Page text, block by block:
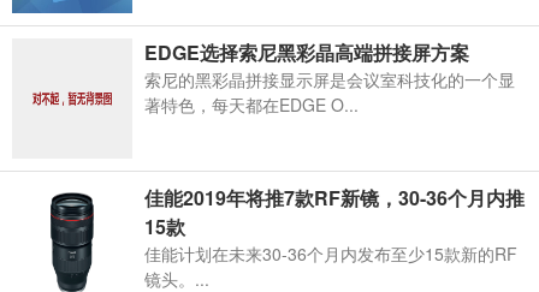
EDGE选择索尼黑彩晶高端拼接屏方案
索尼的黑彩晶拼接显示屏是会议室科技化的一个显
著特色，每天都在EDGE O...
佳能2019年将推7款RF新镜，30-36个月内推
15款
佳能计划在未来30-36个月内发布至少15款新的RF
镜头。...